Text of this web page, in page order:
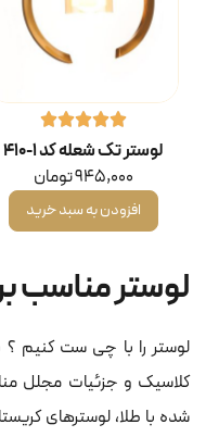
لوستر تک شعله کد ۱-۴۱۰
945,000تومان
افزودن به سبد خرید
لوستر مناسب
لوستر را با چی ست کنیم ؟
کلاسیک و جزئیات مجلل
شده با طلا، لوسترهای